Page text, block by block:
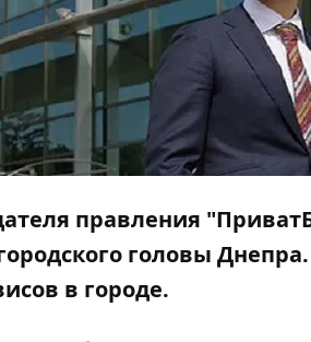
правления
головы Днепра
в городе.